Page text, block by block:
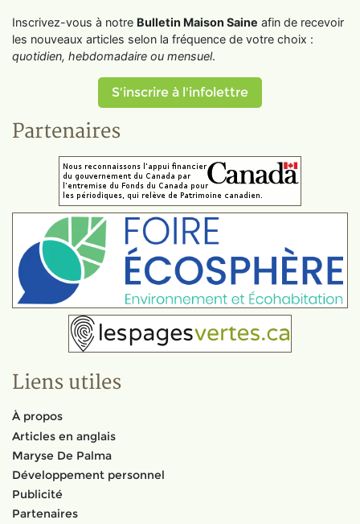
Inscrivez-vous à notre Bulletin Maison Saine afin de recevoir
les nouveaux articles selon la fréquence de votre choix :
quotidien, hebdomadaire ou mensuel.
S'inscrire à l'infolettre
Partenaires
Liens utiles
À propos
Articles en anglais
Maryse De Palma
Développement personnel
Publicité
Partenaires